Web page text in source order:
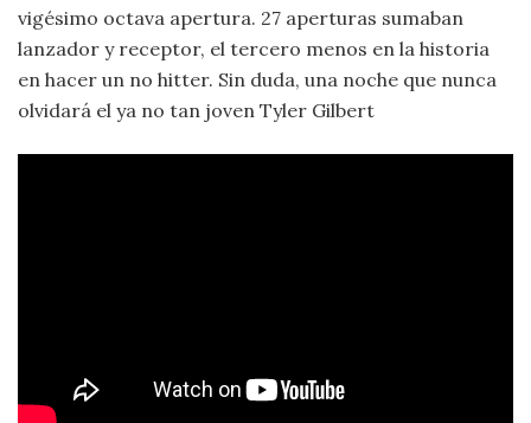
vigésimo octava apertura. 27 aperturas sumaban
lanzador y receptor, el tercero menos en la historia
en hacer un no hitter. Sin duda, una noche que nunca
olvidará el ya no tan joven Tyler Gilbert